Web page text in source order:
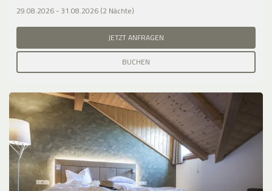
29.08.2026 - 31.08.2026 (2 Nächte)
JETZT ANFRAGEN
BUCHEN